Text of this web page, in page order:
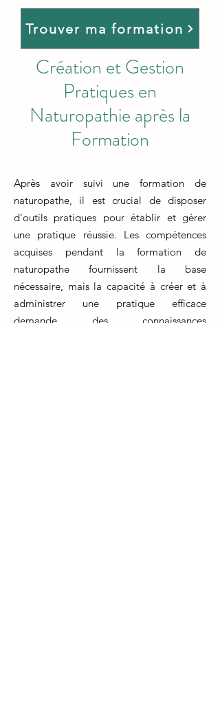
Trouver ma formation
Création et Gestion
Pratiques en
Naturopathie après la
Formation
Après avoir suivi une formation de
naturopathe, il est crucial de disposer
d'outils pratiques pour établir et gérer
une pratique réussie. Les compétences
acquises pendant la formation de
naturopathe fournissent la base
nécessaire, mais la capacité à créer et à
administrer une pratique efficace
demande des connaissances